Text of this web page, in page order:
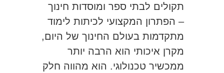
תקולים לבתי ספר ומוסדות חינוך
– הפתרון המקצועי לכיתות לימוד
מתקדמות בעולם החינוך של היום,
מקרן איכותי הוא הרבה יותר
ממכשיר טכנולוגי. הוא מהווה חלק